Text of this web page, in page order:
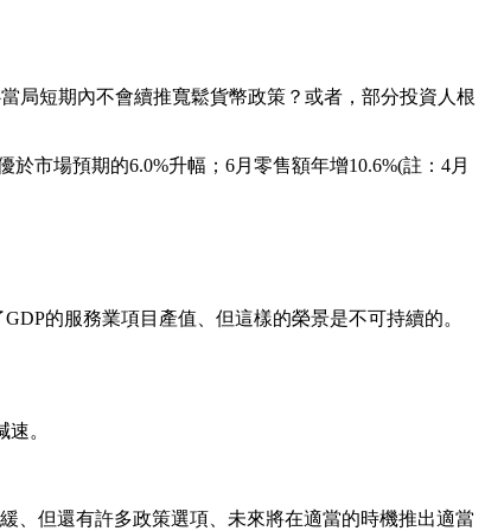
局短期內不會續推寬鬆貨幣政策？或者，部分投資人根
市場預期的6.0%升幅；6月零售額年增10.6%(註：4月
的服務業項目產值、但這樣的榮景是不可持續的。
。
、但還有許多政策選項、未來將在適當的時機推出適當